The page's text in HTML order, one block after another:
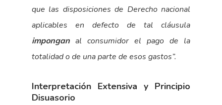
que las disposiciones de Derecho nacional
aplicables en defecto de tal cláusula
impongan al consumidor el pago de la
totalidad o de una parte de esos gastos”.
Interpretación Extensiva y Principio
Disuasorio